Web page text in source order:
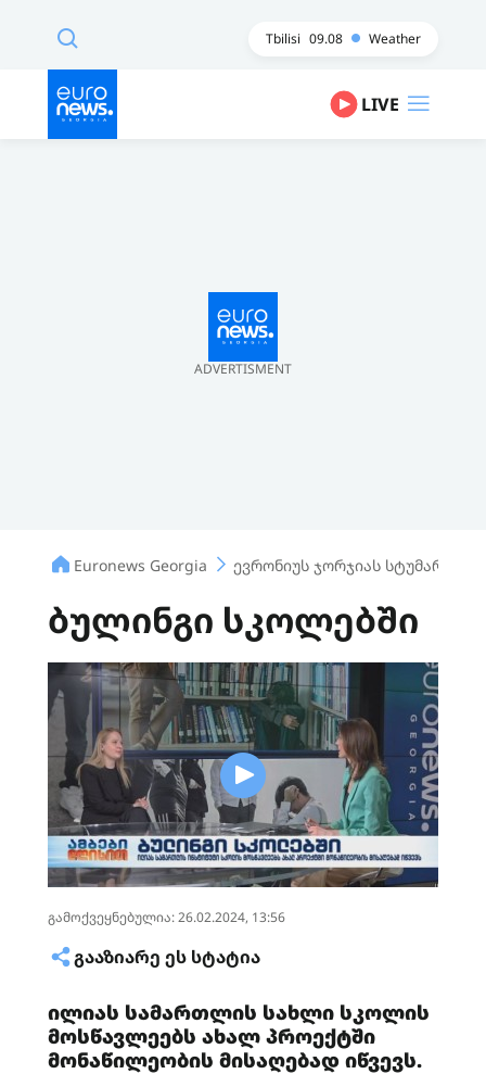
Tbilisi 09.08 Weather
LIVE
ADVERTISMENT
Euronews Georgia ევრონიუს ჯორჯიას სტუმარი
ბულინგი სკოლებში
გამოქვეყნებულია: 26.02.2024, 13:56
ᲒᲐᲐᲖᲘᲐᲠᲔ ᲔᲡ ᲡᲢᲐᲢᲘᲐ
ილიას სამართლის სახლი სკოლის
მოსწავლეებს ახალ პროექტში
მონაწილეობის მისაღებად იწვევს.